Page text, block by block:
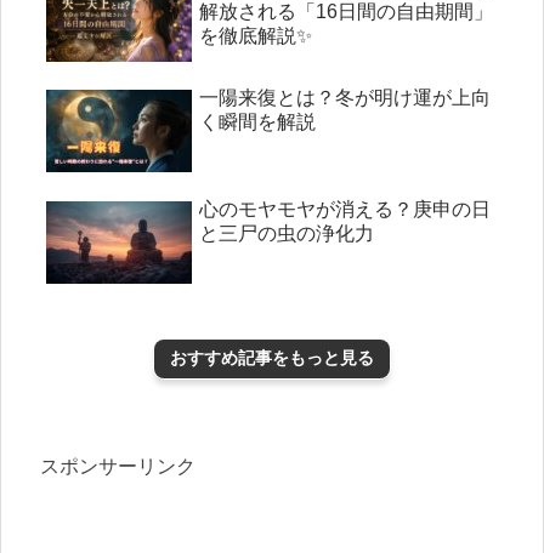
解放される「16日間の自由期間」
を徹底解説✨
一陽来復とは？冬が明け運が上向
く瞬間を解説
心のモヤモヤが消える？庚申の日
と三尸の虫の浄化力
おすすめ記事をもっと見る
スポンサーリンク